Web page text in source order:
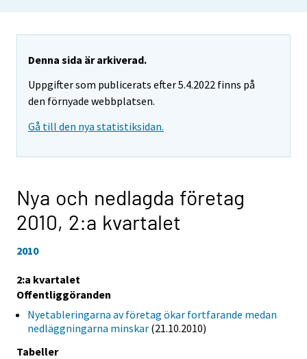
Denna sida är arkiverad.
Uppgifter som publicerats efter 5.4.2022 finns på
den förnyade webbplatsen.
Gå till den nya statistiksidan.
Nya och nedlagda företag
2010, 2:a kvartalet
2010
2:a kvartalet
Offentliggöranden
Nyetableringarna av företag ökar fortfarande medan
nedläggningarna minskar (21.10.2010)
Tabeller